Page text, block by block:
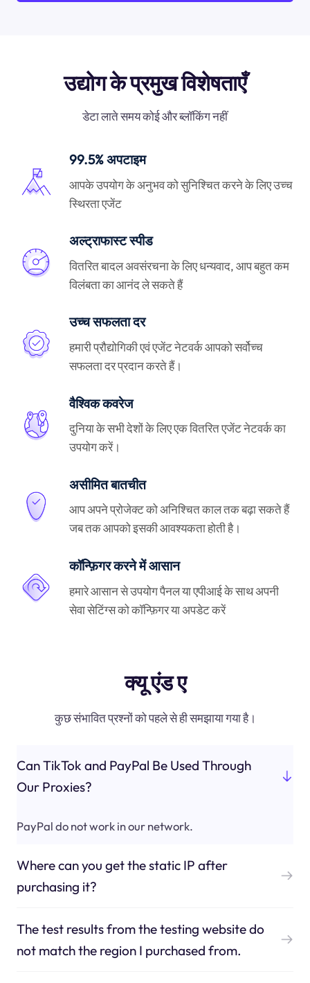
उद्योग के प्रमुख विशेषताएँ
डेटा लाते समय कोई और ब्लॉकिंग नहीं
99.5% अपटाइम
आपके उपयोग के अनुभव को सुनिश्चित करने के लिए उच्च
स्थिरता एजेंट
अल्ट्राफास्ट स्पीड
वितरित बादल अवसंरचना के लिए धन्यवाद, आप बहुत कम
विलंबता का आनंद ले सकते हैं
उच्च सफलता दर
हमारी प्रौद्योगिकी एवं एजेंट नेटवर्क आपको सर्वोच्च
सफलता दर प्रदान करते हैं।
वैश्विक कवरेज
दुनिया के सभी देशों के लिए एक वितरित एजेंट नेटवर्क का
उपयोग करें।
असीमित बातचीत
आप अपने प्रोजेक्ट को अनिश्चित काल तक बढ़ा सकते हैं
जब तक आपको इसकी आवश्यकता होती है।
कॉन्फ़िगर करने में आसान
हमारे आसान से उपयोग पैनल या एपीआई के साथ अपनी
सेवा सेटिंग्स को कॉन्फ़िगर या अपडेट करें
क्यू एंड ए
कुछ संभावित प्रश्नों को पहले से ही समझाया गया है।
Can TikTok and PayPal Be Used Through
Our Proxies?
PayPal do not work in our network.
Where can you get the static IP after
purchasing it?
The test results from the testing website do
not match the region I purchased from.